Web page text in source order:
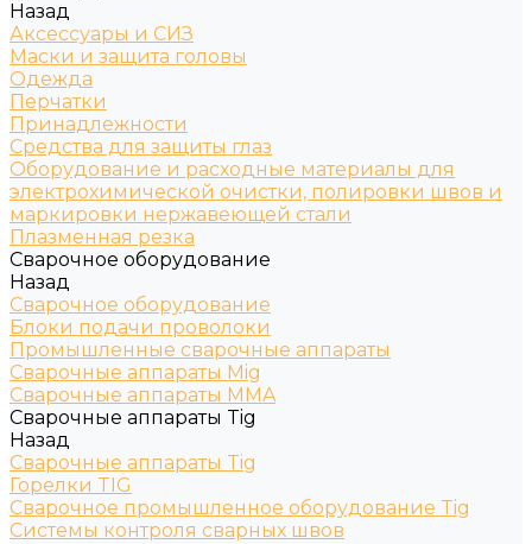
Назад
Аксессуары и СИЗ
Маски и защита головы
Одежда
Перчатки
Принадлежности
Средства для защиты глаз
Оборудование и расходные материалы для
электрохимической очистки, полировки швов и
маркировки нержавеющей стали
Плазменная резка
Сварочное оборудование
Назад
Сварочное оборудование
Блоки подачи проволоки
Промышленные сварочные аппараты
Сварочные аппараты Mig
Сварочные аппараты MMA
Сварочные аппараты Tig
Назад
Сварочные аппараты Tig
Горелки TIG
Сварочное промышленное оборудование Tig
Системы контроля сварных швов